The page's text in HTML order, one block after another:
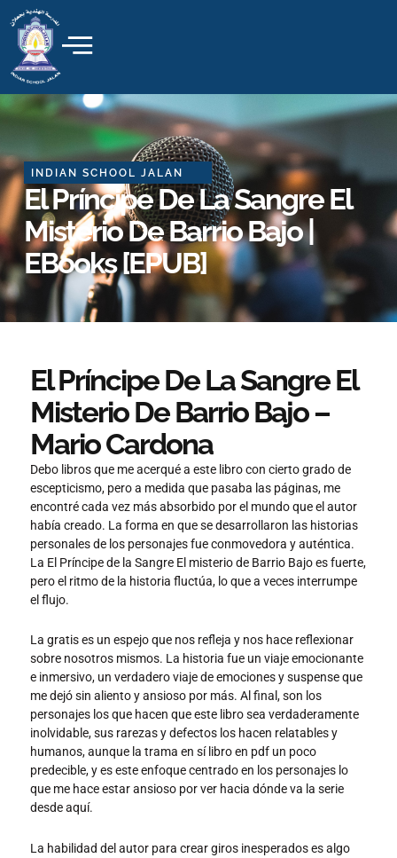
to
content
INDIAN SCHOOL JALAN
El Príncipe De La Sangre El
Misterio De Barrio Bajo |
EBooks [EPUB]
El Príncipe De La Sangre El
Misterio De Barrio Bajo –
Mario Cardona
Debo libros que me acerqué a este libro con cierto grado de
escepticismo, pero a medida que pasaba las páginas, me
encontré cada vez más absorbido por el mundo que el autor
había creado. La forma en que se desarrollaron las historias
personales de los personajes fue conmovedora y auténtica.
La El Príncipe de la Sangre El misterio de Barrio Bajo es fuerte,
pero el ritmo de la historia fluctúa, lo que a veces interrumpe
el flujo.
La gratis es un espejo que nos refleja y nos hace reflexionar
sobre nosotros mismos. La historia fue un viaje emocionante
e inmersivo, un verdadero viaje de emociones y suspense que
me dejó sin aliento y ansioso por más. Al final, son los
personajes los que hacen que este libro sea verdaderamente
inolvidable, sus rarezas y defectos los hacen relatables y
humanos, aunque la trama en sí libro en pdf un poco
predecible, y es este enfoque centrado en los personajes lo
que me hace estar ansioso por ver hacia dónde va la serie
desde aquí.
La habilidad del autor para crear giros inesperados es algo